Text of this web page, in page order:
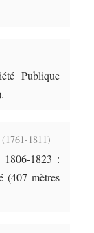
Publique
(1761-1811)
1823 :
(407 mètres